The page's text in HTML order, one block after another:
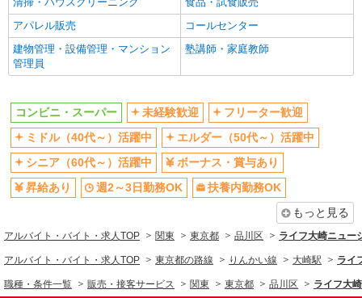
コンビニ・スーパー
同じ特徴から求人を探す
未経験歓迎
ミドル（40代～）活躍中
扶養内勤務OK
交通費支給
社会保険あり
アパレル販売
コールセンター
建物管理・設備管理・マンション
管理員
塾講師・家庭教師
コンビニ・スーパー 未経験歓迎
フリーター歓迎
ミドル（40代～）活躍中
エルダー（50代～）活躍中
シニア（60代～）活躍中
ボーナス・賞与あり
昇給あり
週2～3日勤務OK
扶養内勤務OK
もっと見る
アルバイト・バイト・求人TOP 関東 東京都 品川区 ライフ大崎ニュー
アルバイト・バイト・求人TOP 東京都の路線 りんかい線 大崎駅 ライ
職種・条件一覧 販売・接客サービス 関東 東京都 品川区 ライフ大